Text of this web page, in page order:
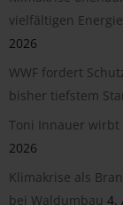
vielfältigen
2026
WWF fordert
bisher tiefstem
Toni Innauer wirbt
2026
Klimakrise als
bei Waldumbau 4.